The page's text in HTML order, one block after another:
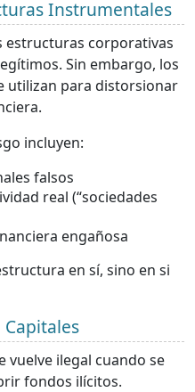
Instrumentales
estructuras corporativas
Sin embargo, los
utilizan para distorsionar
incluyen:
falsos
real (“sociedades
engañosa
en sí, sino en si
vuelve ilegal cuando se
fondos ilícitos.